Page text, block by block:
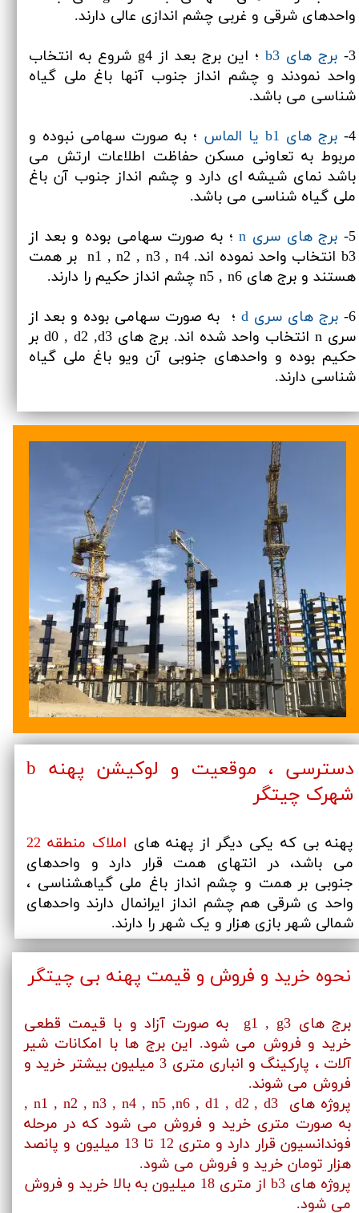
واحدهای شرقی و غربی چشم اندازی عالی دارند.
3- برج های b3
؛ این برج بعد از g4 شروع به انتخاب
واحد نمودند و چشم انداز جنوب آنها باغ ملی گیاه
شناسی می باشد.
4- برج های b1 یا الماس
؛ به صورت سهامی نبوده و
مربوط به تعاونی مسکن حفاظت اطلاعات ارتش می
باشد نمای شیشه ای دارد و چشم انداز جنوب آن باغ
ملی گیاه شناسی می باشد.
​​​​​​​5- برج های سری n
؛ به صورت سهامی بوده و بعد از
b3 انتخاب واحد نموده اند. n1 , n2 , n3 , n4 بر همت
هستند و برج های n5 , n6 چشم انداز حکیم را دارند.
6- برج های سری d
؛ به صورت سهامی بوده و بعد از
سری n انتخاب واحد شده اند. برج های d0 , d2 ,d3 بر
حکیم بوده و واحدهای جنوبی آن ویو باغ ملی گیاه
شناسی دارند.
دسترسی ، موقعیت و لوکیشن پهنه b
شهرک چیتگر
پهنه بی که یکی دیگر از پهنه های املاک منطقه 22
می باشد، در انتهای همت قرار دارد و واحدهای
جنوبی بر همت و چشم انداز باغ ملی گیاهشناسی ،
واحد ی شرقی هم چشم انداز ایرانمال دارند واحدهای
شمالی شهر بازی هزار و یک شهر را دارند.
نحوه خرید و فروش و قیمت پهنه بی چیتگر
برج های g1 , g3 به صورت آزاد و با قیمت قطعی
خرید و فروش می شود. این برج ها با امکانات شیر
آلات ، پارکینگ و انباری متری 3 میلیون بیشتر خرید و
فروش می شوند.
پروژه های n1 , n2 , n3 , n4 , n5 ,n6 , d1 , d2 , d3 ,
به صورت متری خرید و فروش می شود که در مرحله
فوندانسیون قرار دارد و متری 12 تا 13 میلیون و پانصد
هزار تومان خرید و فروش می شود.
پروژه های b3 از متری 18 میلیون به بالا خرید و فروش
می شود.